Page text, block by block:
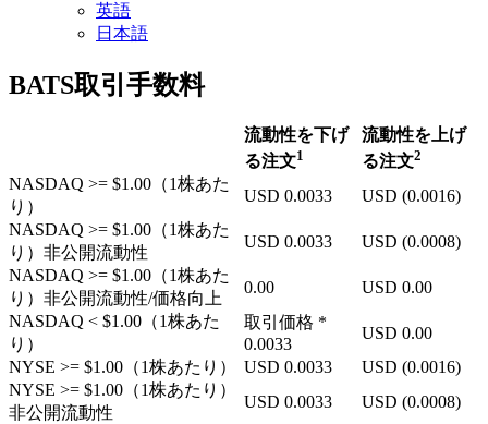
英語
日本語
BATS取引手数料
流動性を下げ
る注文1
流動性を上げ
る注文2
NASDAQ >= $1.00 （1株あた
り）
USD 0.0033 USD (0.0016)
NASDAQ >= $1.00 （1株あた
り）非公開流動性
USD 0.0033 USD (0.0008)
NASDAQ >= $1.00 （1株あた
り）非公開流動性/価格向上
0.00 USD 0.00
NASDAQ < $1.00 （1株あた
り）
取引価格 *
0.0033
USD 0.00
NYSE >= $1.00 （1株あたり） USD 0.0033 USD (0.0016)
NYSE >= $1.00 （1株あたり）
非公開流動性
USD 0.0033 USD (0.0008)